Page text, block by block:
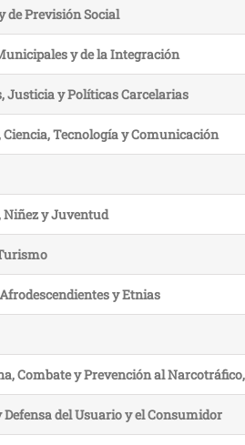
de Previsión Social
y de la Integración
Justicia y Políticas Carcelarias
Tecnología y Comunicación
Niñez y Juventud
y Etnias
Combate y Prevención al
del Usuario y el Consumidor